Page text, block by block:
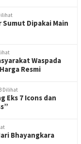
Sumut Dipakai Main
Waspada
Resmi
Dilihat
Eks 7 Icons dan
Bhayangkara